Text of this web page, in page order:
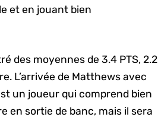
et en jouant bien
des moyennes de 3.4 PTS, 2.2
L’arrivée de Matthews avec
un joueur qui comprend bien
en sortie de banc, mais il sera